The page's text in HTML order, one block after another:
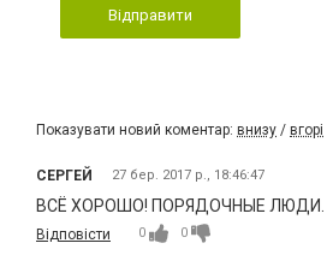
Відправити
Показувати новий коментар: внизу / вгорі
СЕРГЕЙ 27 бер. 2017 р., 18:46:47
ВСЁ ХОРОШО! ПОРЯДОЧНЫЕ ЛЮДИ.
Відповісти 0 0